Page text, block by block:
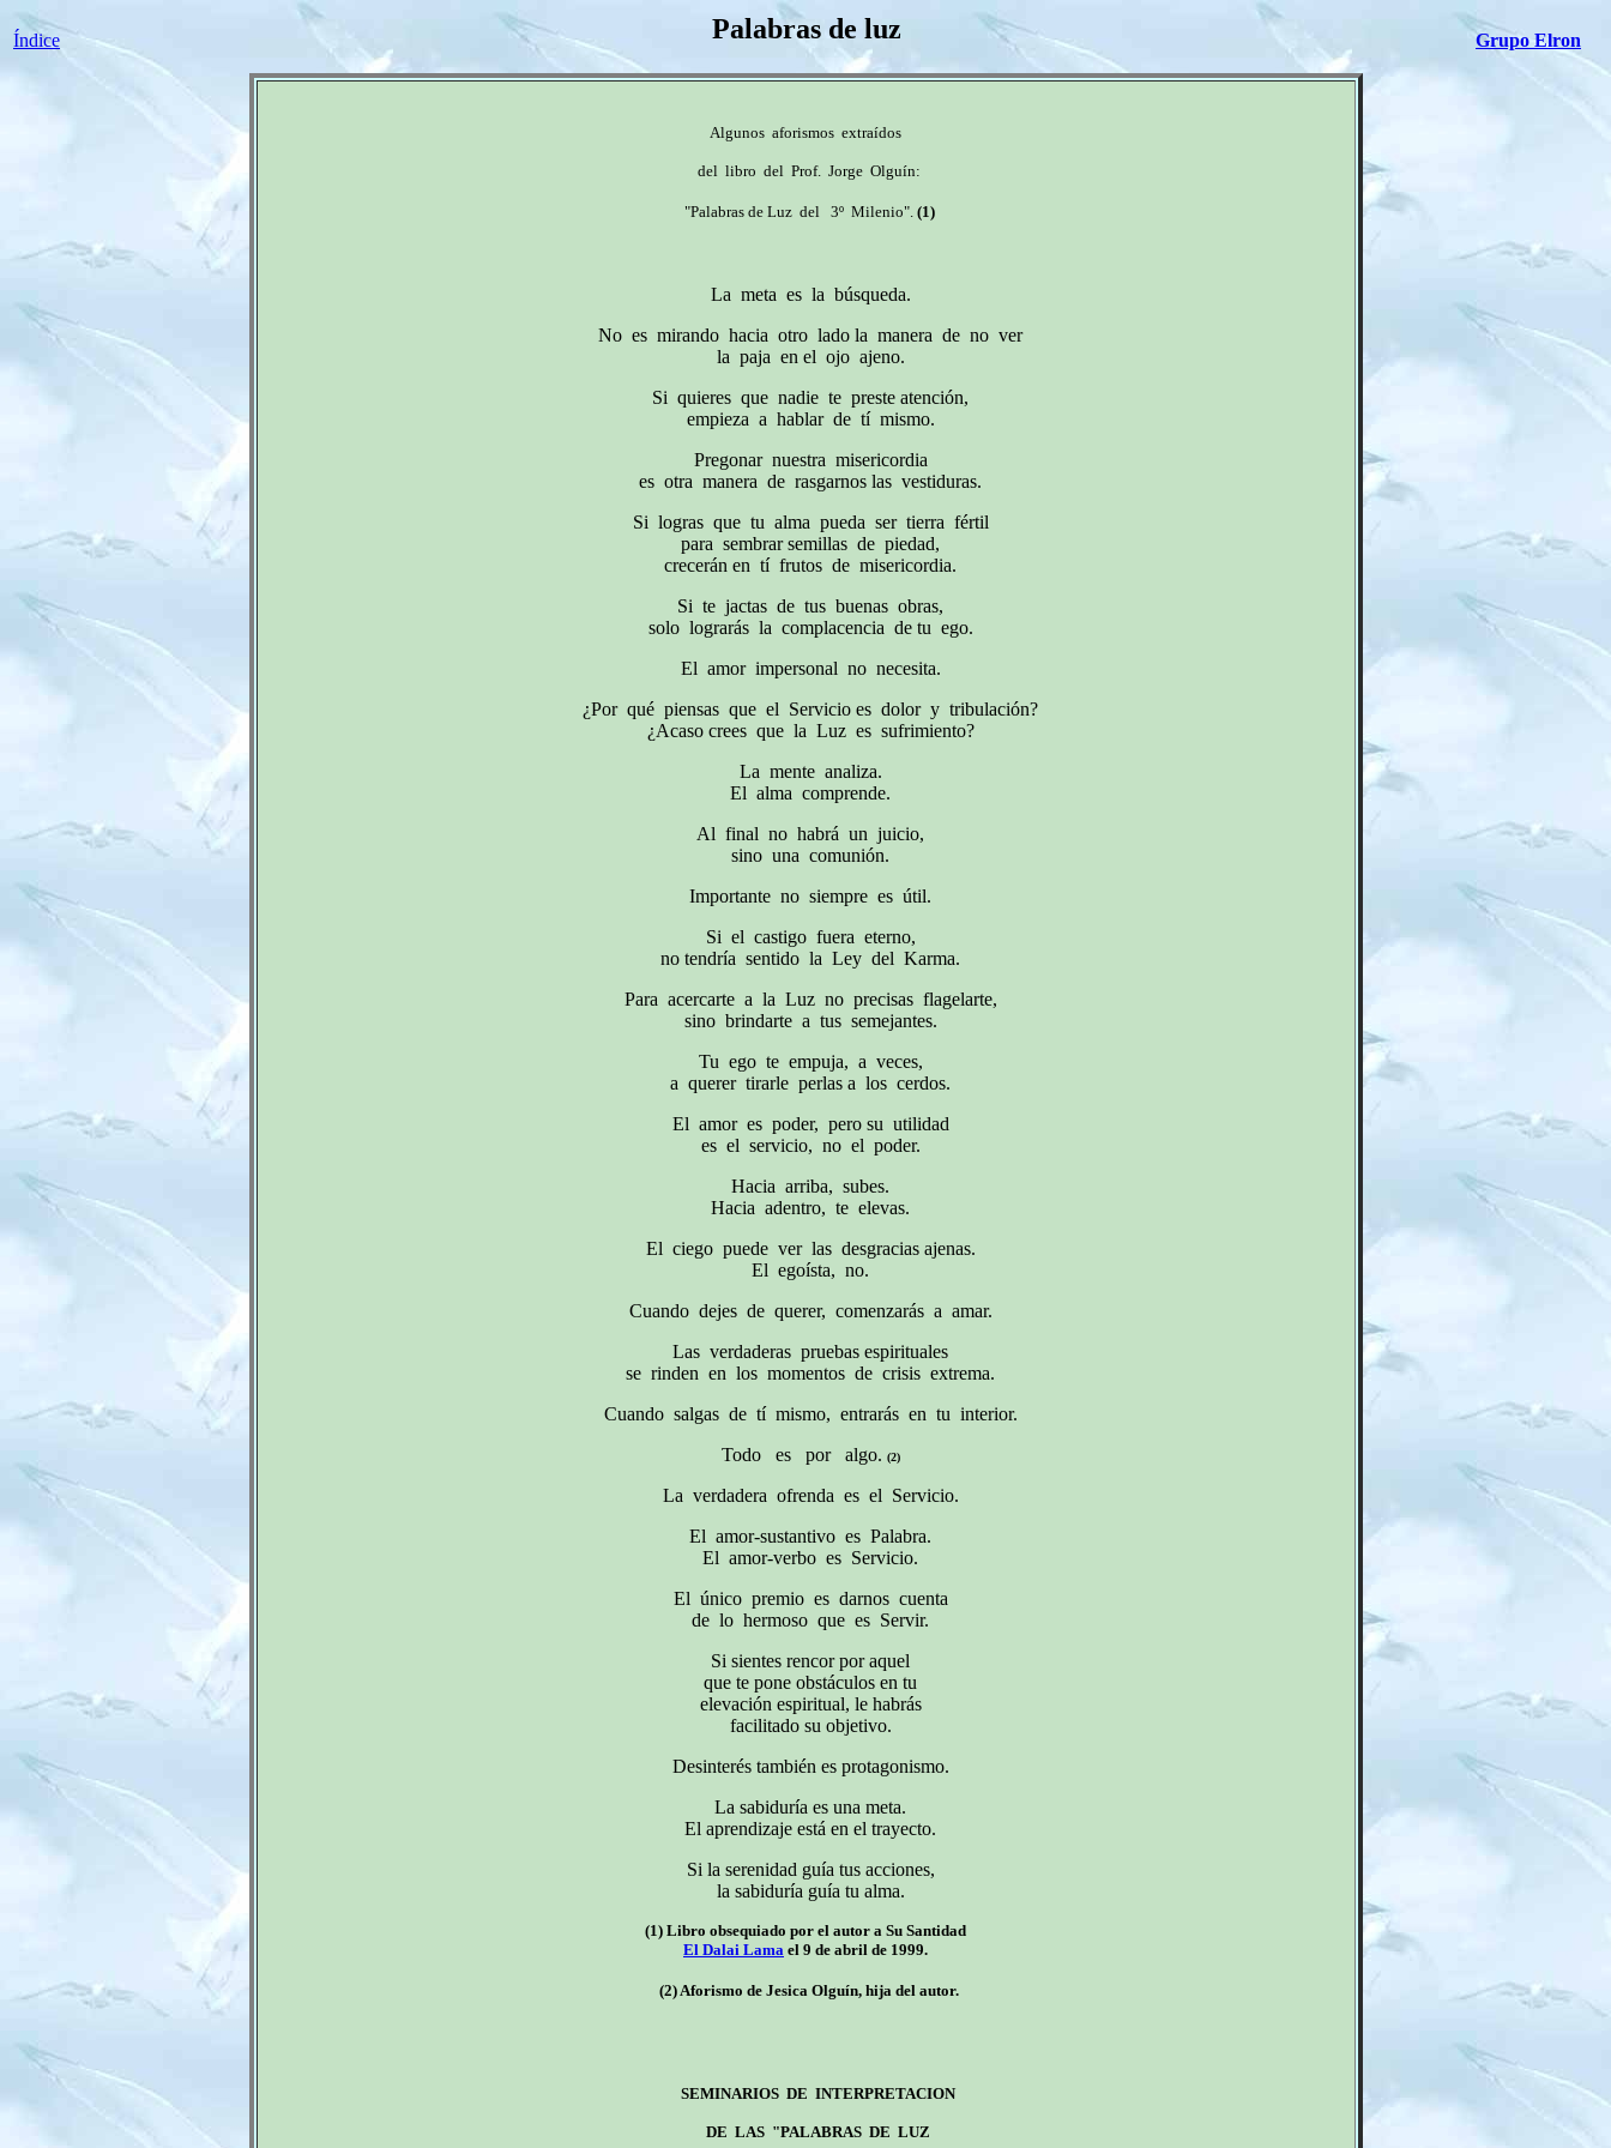
Índice Palabras de luz Grupo Elron
Algunos aforismos extraídos
del libro del Prof. Jorge Olguín:
"Palabras de Luz del 3º Milenio". (1)
La meta es la búsqueda.
No es mirando hacia otro lado la manera de no ver
la paja en el ojo ajeno.
Si quieres que nadie te preste atención,
empieza a hablar de tí mismo.
Pregonar nuestra misericordia
es otra manera de rasgarnos las vestiduras.
Si logras que tu alma pueda ser tierra fértil
para sembrar semillas de piedad,
crecerán en tí frutos de misericordia.
Si te jactas de tus buenas obras,
solo lograrás la complacencia de tu ego.
El amor impersonal no necesita.
¿Por qué piensas que el Servicio es dolor y tribulación?
¿Acaso crees que la Luz es sufrimiento?
La mente analiza.
El alma comprende.
Al final no habrá un juicio,
sino una comunión.
Importante no siempre es útil.
Si el castigo fuera eterno,
no tendría sentido la Ley del Karma.
Para acercarte a la Luz no precisas flagelarte,
sino brindarte a tus semejantes.
Tu ego te empuja, a veces,
a querer tirarle perlas a los cerdos.
El amor es poder, pero su utilidad
es el servicio, no el poder.
Hacia arriba, subes.
Hacia adentro, te elevas.
El ciego puede ver las desgracias ajenas.
El egoísta, no.
Cuando dejes de querer, comenzarás a amar.
Las verdaderas pruebas espirituales
se rinden en los momentos de crisis extrema.
Cuando salgas de tí mismo, entrarás en tu interior.
Todo es por algo. (2)
La verdadera ofrenda es el Servicio.
El amor-sustantivo es Palabra.
El amor-verbo es Servicio.
El único premio es darnos cuenta
de lo hermoso que es Servir.
Si sientes rencor por aquel
que te pone obstáculos en tu
elevación espiritual, le habrás
facilitado su objetivo.
Desinterés también es protagonismo.
La sabiduría es una meta.
El aprendizaje está en el trayecto.
Si la serenidad guía tus acciones,
la sabiduría guía tu alma.
(1) Libro obsequiado por el autor a Su Santidad
El Dalai Lama el 9 de abril de 1999.
(2) Aforismo de Jesica Olguín, hija del autor.
SEMINARIOS DE INTERPRETACION
DE LAS "PALABRAS DE LUZ